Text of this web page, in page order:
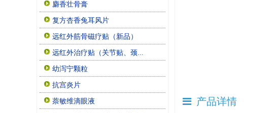
麝香壮骨膏
复方杏香兔耳风片
远红外筋骨磁疗贴（新品）
远红外治疗贴（关节贴、颈...
幼泻宁颗粒
抗宫炎片
萘敏维滴眼液 产品详情